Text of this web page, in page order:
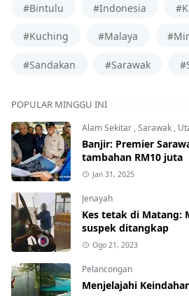
#Bintulu #Indonesia
#Kuching #Malaya
#Sandakan #Sarawak
POPULAR MINGGU INI
Alam Sekitar ,Sarawak ,
Banjir: Premier
tambahan RM10 juta
Jan 31, 2025
Jenayah
Kes tetak di Matang:
suspek ditangkap
Ogo 21, 2023
Pelancongan
Menjelajahi